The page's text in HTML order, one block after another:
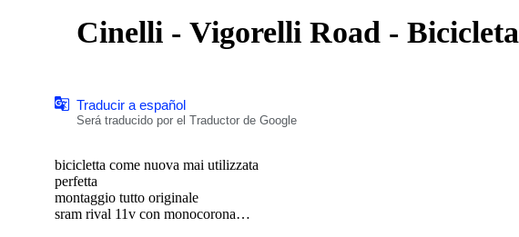
Cinelli - Vigorelli Road - Bicicleta
Traducir a español
Será traducido por el Traductor de Google
bicicletta come nuova mai utilizzata
perfetta
montaggio tutto originale
sram rival 11v con monocorona